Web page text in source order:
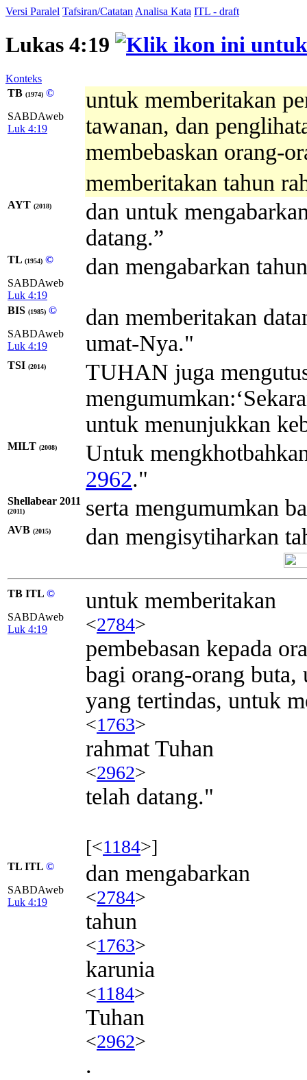
Versi Paralel Tafsiran/Catatan Analisa Kata ITL - draft
Lukas 4:19
Konteks
TB (1974) ©
SABDAweb
Luk 4:19
untuk memberitakan
tawanan, dan
membebaskan orang-
memberitakan tahun
AYT (2018)
dan untuk
datang.”
TL (1954) ©
SABDAweb
Luk 4:19
dan mengabarkan
BIS (1985) ©
SABDAweb
Luk 4:19
dan memberitakan
umat-Nya."
TSI (2014)
TUHAN juga
untuk menunjukkan
MILT (2008)
Untuk
2962."
Shellabear 2011
(2011) serta mengumumkan
AVB (2015) dan mengisytiharkan
TB ITL ©
SABDAweb
Luk 4:19
untuk memberitakan
<2784>
pembebasan kepada
bagi orang-orang buta,
yang tertindas, untuk
<1763>
rahmat Tuhan
<2962>
telah datang."
[<1184>]
TL ITL ©
SABDAweb
Luk 4:19
dan mengabarkan
<2784>
tahun
<1763>
karunia
<1184>
Tuhan
<2962>
.